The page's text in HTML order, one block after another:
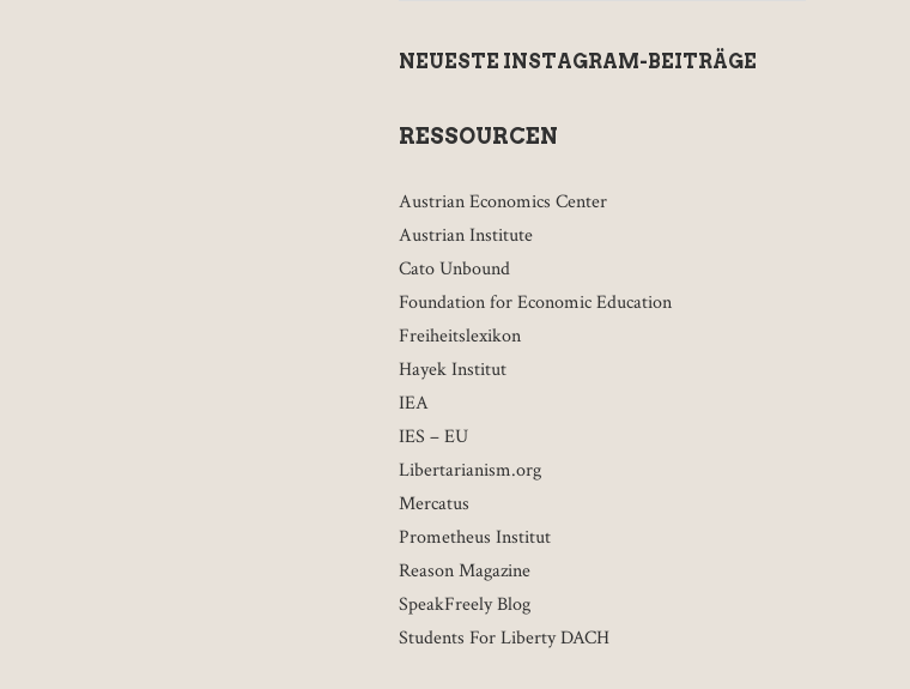
NEUESTE INSTAGRAM-BEITRÄGE
RESSOURCEN
Austrian Economics Center
Austrian Institute
Cato Unbound
Foundation for Economic Education
Freiheitslexikon
Hayek Institut
IEA
IES – EU
Libertarianism.org
Mercatus
Prometheus Institut
Reason Magazine
SpeakFreely Blog
Students For Liberty DACH